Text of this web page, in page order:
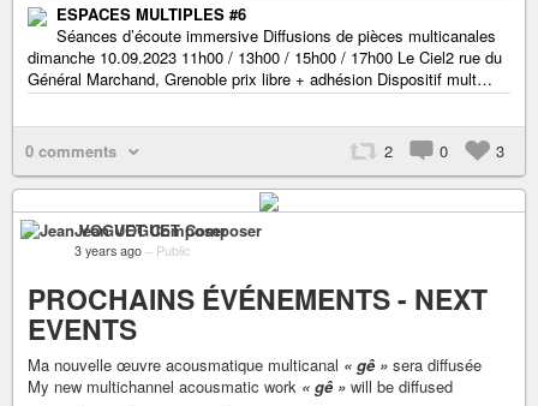
ESPACES MULTIPLES #6
Séances d’écoute immersive Diffusions de pièces multicanales
dimanche 10.09.2023 11h00 / 13h00 / 15h00 / 17h00 Le Ciel2 rue du
Général Marchand, Grenoble prix libre + adhésion Dispositif mult…
0 comments 2 0 3
Jean VOGUET Composer
3 years ago – Public
PROCHAINS ÉVÉNEMENTS - NEXT
EVENTS
Ma nouvelle œuvre acousmatique multicanal « gê » sera diffusée
My new multichannel acousmatic work « gê » will be diffused